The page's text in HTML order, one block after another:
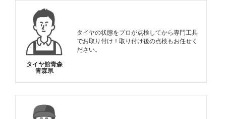
タイヤ館青森
青森県
タイヤの状態をプロが点検してから専門工具
でお取り付け！取り付け後の点検もお任せく
ださい。